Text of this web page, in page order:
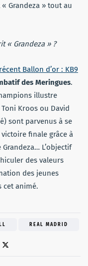
Grandeza » tout au
« Grandeza » ?
Ballon d’or : KB9
des Meringues.
illustre
Kroos ou David
sont parvenus à se
finale grâce à
L’objectif
des valeurs
des jeunes
cet animé.
REAL MADRID